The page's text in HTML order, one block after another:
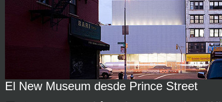
El New Museum desde Prince Street